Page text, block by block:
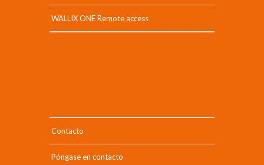
WALLIX ONE Remote access
Contacto
Póngase en contacto